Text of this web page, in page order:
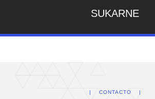
SUKARNE
CONTACTO